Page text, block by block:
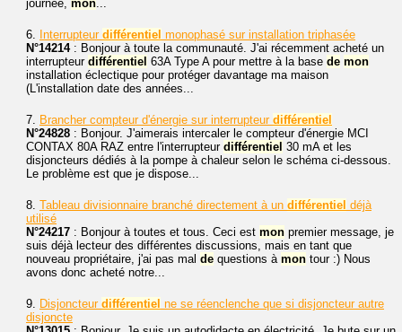
journée, mon...
6. Interrupteur différentiel monophasé sur installation triphasée
N°14214: Bonjour à toute la communauté. J'ai récemment acheté un
interrupteur différentiel 63A Type A pour mettre à la base de mon
installation éclectique pour protéger davantage ma maison
(L'installation date des années...
7. Brancher compteur d'énergie sur interrupteur différentiel
N°24828 : Bonjour. J'aimerais intercaler le compteur d'énergie MCI
CONTAX 80A RAZ entre l'interrupteur différentiel 30 mA et les
disjoncteurs dédiés à la pompe à chaleur selon le schéma ci-dessous.
Le problème est que je dispose...
8. Tableau divisionnaire branché directement à un différentiel déjà
utilisé
N°24217 : Bonjour à toutes et tous. Ceci est mon premier message, je
suis déjà lecteur des différentes discussions, mais en tant que
nouveau propriétaire, j'ai pas mal de questions à mon tour :) Nous
avons donc acheté notre...
9. Disjoncteur différentiel ne se réenclenche que si disjoncteur autre
disjoncte